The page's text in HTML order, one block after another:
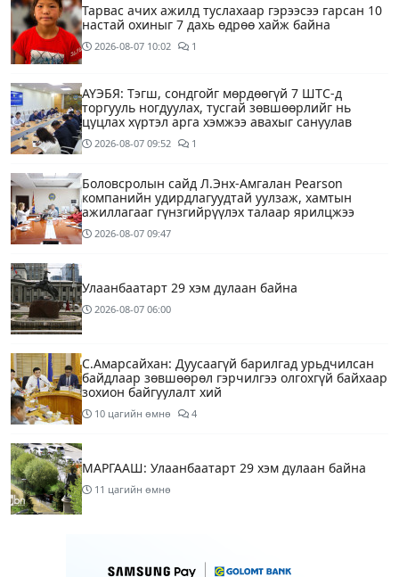
Тарвас ачих ажилд туслахаар гэрээсээ гарсан 10
настай охиныг 7 дахь өдрөө хайж байна
2026-08-07 10:02 1
АҮЭБЯ: Тэгш, сондгойг мөрдөөгүй 7 ШТС-д
торгууль ногдуулах, тусгай зөвшөөрлийг нь
цуцлах хүртэл арга хэмжээ авахыг сануулав
2026-08-07 09:52 1
Боловсролын сайд Л.Энх-Амгалан Pearson
компанийн удирдлагуудтай уулзаж, хамтын
ажиллагааг гүнзгийрүүлэх талаар ярилцжээ
2026-08-07 09:47
Улаанбаатарт 29 хэм дулаан байна
2026-08-07 06:00
С.Амарсайхан: Дуусаагүй барилгад урьдчилсан
байдлаар зөвшөөрөл гэрчилгээ олгохгүй байхаар
зохион байгуулалт хий
10 цагийн өмнө 4
МАРГААШ: Улаанбаатарт 29 хэм дулаан байна
11 цагийн өмнө
ажиллагаагаа өргөжүүлнэ